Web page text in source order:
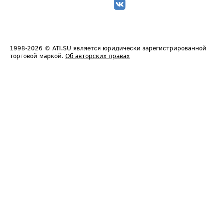
1998-2026 © ATI.SU является юридически зарегистрированной
торговой маркой. Об авторских правах